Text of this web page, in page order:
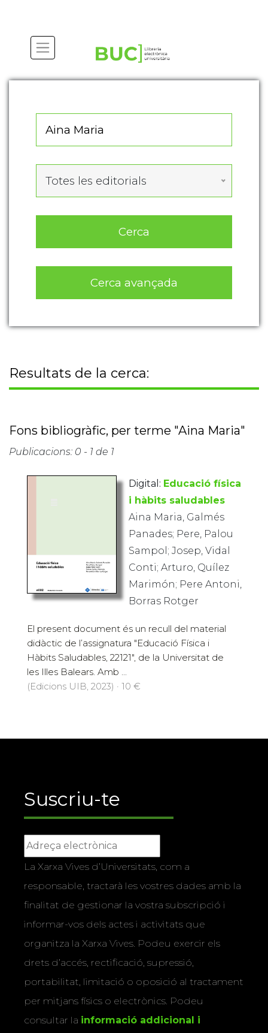
Totes les editorials
Cerca
Cerca avançada
Resultats de la cerca:
Fons bibliogràfic, per terme "Aina Maria"
Publicacions: 0 - 1 de 1
Digital: Educació física
i hàbits saludables
Aina Maria, Galmés
Panades; Pere, Palou
Sampol; Josep, Vidal
Conti; Arturo, Quílez
Marimón; Pere Antoni,
Borras Rotger
El present document és un recull del material
didàctic de l’assignatura "Educació Física i
Hàbits Saludables, 22121", de la Universitat de
les Illes Balears. Amb ...
(Edicions UIB, 2023) · 10 €
Suscriu-te
La Xarxa Vives d’Universitats, com a
responsable, tractarà les vostres dades amb la
finalitat de gestionar la vostra subscripció i
informar-vos dels actes i activitats que
organitza la Xarxa Vives. Podeu exercir els
drets d’accés, rectificació, supressió,
portabilitat, limitació o oposició al tractament
per mitjans físics o electrònics. Podeu
consultar la informació addicional i